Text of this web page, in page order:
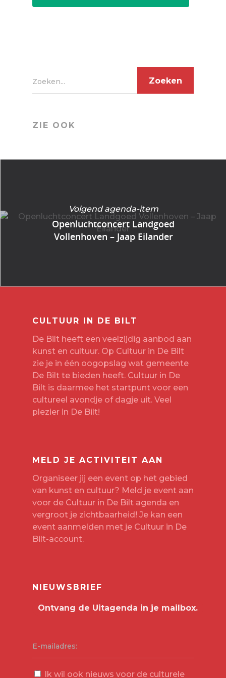
Zoeken...
ZIE OOK
Volgend agenda-item
Openluchtconcert Landgoed
Vollenhoven – Jaap Eilander
CULTUUR IN DE BILT
De Bilt heeft een veelzijdig aanbod aan
kunst en cultuur. Op Cultuur in De Bilt
zie je in één oogopslag wat gemeente
De Bilt te bieden heeft. Cultuur in De
Bilt is daarmee het startpunt voor een
cultureel avondje of dagje uit. Veel
plezier in De Bilt!
MELD JE ACTIVITEIT AAN
Organiseer jij een event op het gebied
van kunst en cultuur? Meld je event aan
voor de Cultuur in De Bilt agenda en
vergroot je zichtbaarheid! Je kan een
event aanmelden met je Cultuur in De
Bilt-account.
NIEUWSBRIEF
E-mailadres:
Ik wil ook nieuws voor de culturele